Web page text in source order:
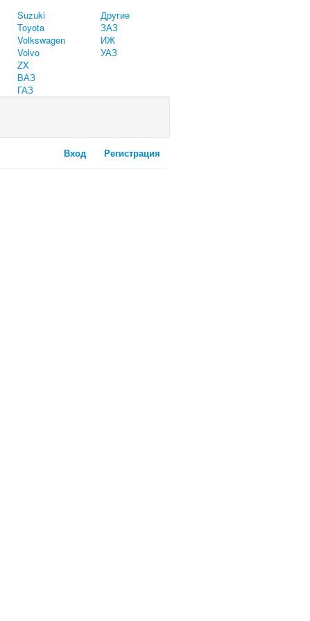
Suzuki
Toyota
Volkswagen
Volvo
ZX
ВАЗ
ГАЗ
Другие
ЗАЗ
ИЖ
УАЗ
Вход Регистрация